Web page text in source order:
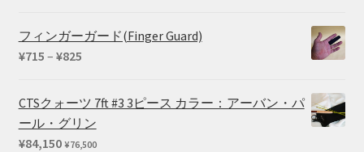
フィンガーガード(Finger Guard)
¥715 – ¥825価
帯:
¥715
CTSクォーツ 7ft #3 3ピース カラー：アーバン・パ
ール・グリン
¥84,150 ¥76,500